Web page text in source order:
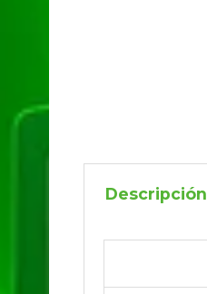
Descripción